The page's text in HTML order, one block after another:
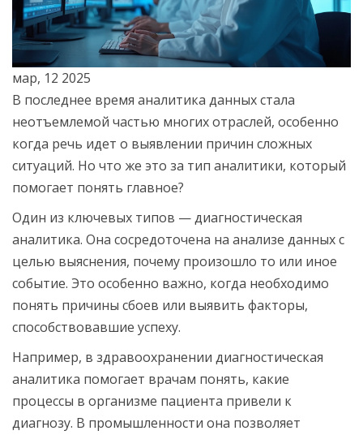
мар, 12 2025
В последнее время аналитика данных стала
неотъемлемой частью многих отраслей, особенно
когда речь идет о выявлении причин сложных
ситуаций. Но что же это за тип аналитики, который
помогает понять главное?
Один из ключевых типов — диагностическая
аналитика. Она сосредоточена на анализе данных с
целью выяснения, почему произошло то или иное
событие. Это особенно важно, когда необходимо
понять причины сбоев или выявить факторы,
способствовавшие успеху.
Например, в здравоохранении диагностическая
аналитика помогает врачам понять, какие
процессы в организме пациента привели к
диагнозу. В промышленности она позволяет